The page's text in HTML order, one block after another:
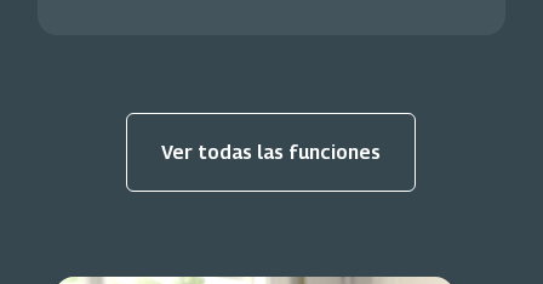
Ver todas las funciones